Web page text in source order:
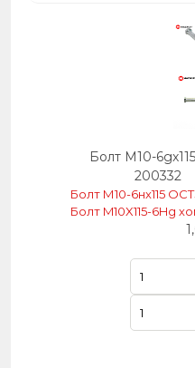
Болт М10-6gх115
200332
Болт М10-6нх115
Болт M10X115-6Hg